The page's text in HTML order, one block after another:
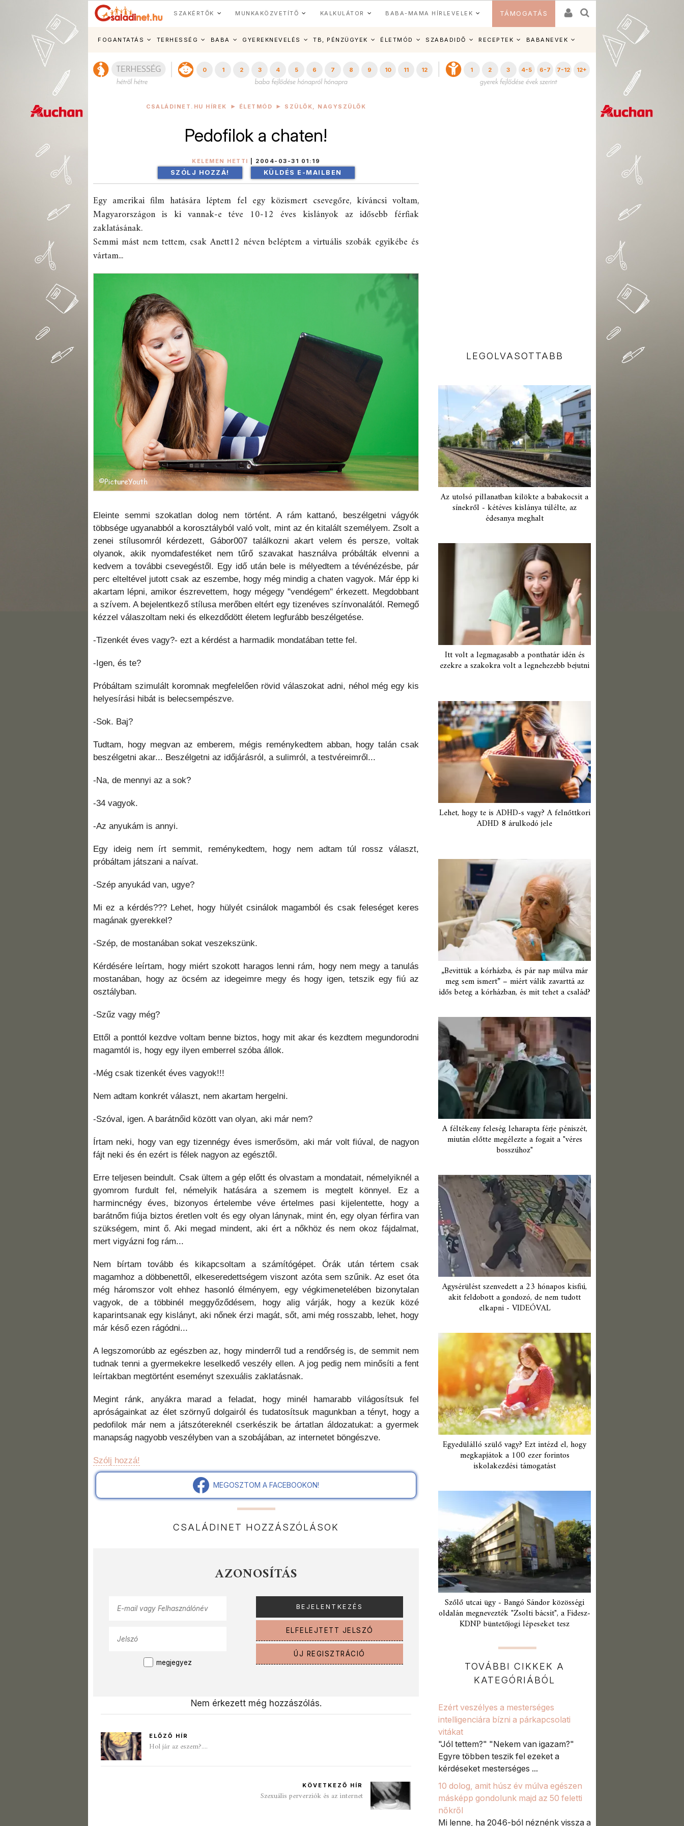
SZAKÉRTŐK MUNKAKÖZVETÍTŐ KALKULÁTOR BABA-MAMA HÍRLEVELEK TÁMOGATÁS
FOGANTATÁS TERHESSÉG BABA GYEREKNEVELÉS TB, PÉNZÜGYEK ÉLETMÓD SZABADIDŐ RECEPTEK BABANEVEK
0 1 2 3 4 5 6 7 8 9 10 11 12 1 2 3 4-5 6-7 7-12 12+
CSALÁDINET.HU HÍREK ÉLETMÓD SZÜLŐK, NAGYSZÜLŐK
Pedofilok a chaten!
KELEMEN HETTI 2004-03-31 01:19
SZÓLJ HOZZÁ! KÜLDÉS E-MAILBEN
Egy amerikai film hatására léptem fel egy közismert csevegőre, kíváncsi voltam,
Magyarországon is ki vannak-e téve 10-12 éves kislányok az idősebb férfiak
zaklatásának.
Semmi mást nem tettem, csak Anett12 néven beléptem a virtuális szobák egyikébe és
vártam...
Eleinte semmi szokatlan dolog nem történt. A rám kattanó, beszélgetni vágyók
többsége ugyanabból a korosztályból való volt, mint az én kitalált személyem. Zsolt a
zenei stílusomról kérdezett, Gábor007 találkozni akart velem és persze, voltak
olyanok, akik nyomdafestéket nem tűrő szavakat használva próbálták elvenni a
kedvem a további csevegéstől. Egy idő után bele is mélyedtem a tévénézésbe, pár
perc elteltével jutott csak az eszembe, hogy még mindig a chaten vagyok. Már épp ki
akartam lépni, amikor észrevettem, hogy mégegy "vendégem" érkezett. Megdobbant
a szívem. A bejelentkező stílusa merőben eltért egy tizenéves színvonalától. Remegő
kézzel válaszoltam neki és elkezdődött életem legfurább beszélgetése.
-Tizenkét éves vagy?- ezt a kérdést a harmadik mondatában tette fel.
-Igen, és te?
Próbáltam szimulált koromnak megfelelően rövid válaszokat adni, néhol még egy kis
helyesírási hibát is belecsempészve.
-Sok. Baj?
Tudtam, hogy megvan az emberem, mégis reménykedtem abban, hogy talán csak
beszélgetni akar... Beszélgetni az időjárásról, a sulimról, a testvéreimről...
-Na, de mennyi az a sok?
-34 vagyok.
-Az anyukám is annyi.
Egy ideig nem írt semmit, reménykedtem, hogy nem adtam túl rossz választ,
próbáltam játszani a naívat.
-Szép anyukád van, ugye?
Mi ez a kérdés??? Lehet, hogy hülyét csinálok magamból és csak feleséget keres
magának gyerekkel?
-Szép, de mostanában sokat veszekszünk.
Kérdésére leírtam, hogy miért szokott haragos lenni rám, hogy nem megy a tanulás
mostanában, hogy az öcsém az idegeimre megy és hogy igen, tetszik egy fiú az
osztályban.
-Szűz vagy még?
Ettől a ponttól kezdve voltam benne biztos, hogy mit akar és kezdtem megundorodni
magamtól is, hogy egy ilyen emberrel szóba állok.
-Még csak tizenkét éves vagyok!!!
Nem adtam konkrét választ, nem akartam hergelni.
-Szóval, igen. A barátnőid között van olyan, aki már nem?
Írtam neki, hogy van egy tizennégy éves ismerősöm, aki már volt fiúval, de nagyon
fájt neki és én ezért is félek nagyon az egésztől.
Erre teljesen beindult. Csak ültem a gép előtt és olvastam a mondatait, némelyiknél a
gyomrom furdult fel, némelyik hatására a szemem is megtelt könnyel. Ez a
harmincnégy éves, bizonyos értelembe véve értelmes pasi kijelentette, hogy a
barátnőm fiúja biztos éretlen volt és egy olyan lánynak, mint én, egy olyan férfira van
szükségem, mint ő. Aki megad mindent, aki ért a nőkhöz és nem okoz fájdalmat,
mert vigyázni fog rám...
Nem bírtam tovább és kikapcsoltam a számítógépet. Órák után tértem csak
magamhoz a döbbenettől, elkeseredettségem viszont azóta sem szűnik. Az eset óta
még háromszor volt ehhez hasonló élményem, egy végkimenetelében bizonytalan
vagyok, de a többinél meggyőződésem, hogy alig várják, hogy a kezük közé
kaparintsanak egy kislányt, aki nőnek érzi magát, sőt, ami még rosszabb, lehet, hogy
már késő ezen rágódni...
A legszomorúbb az egészben az, hogy minderről tud a rendőrség is, de semmit nem
tudnak tenni a gyermekekre leselkedő veszély ellen. A jog pedig nem minősíti a fent
leírtakban megtörtént eseményt szexuális zaklatásnak.
Megint ránk, anyákra marad a feladat, hogy minél hamarabb világosítsuk fel
apróságainkat az élet szörnyű dolgairól és tudatosítsuk magunkban a tényt, hogy a
pedofilok már nem a játszótereknél cserkészik be ártatlan áldozatukat: a gyermek
manapság nagyobb veszélyben van a szobájában, az internetet böngészve.
Szólj hozzá!
MEGOSZTOM A FACEBOOKON!
CSALÁDINET HOZZÁSZÓLÁSOK
AZONOSÍTÁS
megjegyez
ELFELEJTETT JELSZÓ
ÚJ REGISZTRÁCIÓ
Nem érkezett még hozzászólás.
ELŐZŐ HÍR
Hol jár az eszem?....
KÖVETKEZŐ HÍR
Szexuális perverziók és az internet
LEGOLVASOTTABB
Az utolsó pillanatban kilökte a babakocsit a
sínekről - kétéves kislánya túlélte, az
édesanya meghalt
Itt volt a legmagasabb a ponthatár idén és
ezekre a szakokra volt a legnehezebb bejutni
Lehet, hogy te is ADHD-s vagy? A felnőttkori
ADHD 8 árulkodó jele
„Bevittük a kórházba, és pár nap múlva már
meg sem ismert” – miért válik zavarttá az
idős beteg a kórházban, és mit tehet a család?
A féltékeny feleség leharapta férje péniszét,
miután előtte megélezte a fogait a "véres
bosszúhoz"
Agysérülést szenvedett a 23 hónapos kisfiú,
akit feldobott a gondozó, de nem tudott
elkapni - VIDEÓVAL
Egyedülálló szülő vagy? Ezt intézd el, hogy
megkapjátok a 100 ezer forintos
iskolakezdési támogatást
Szőlő utcai ügy - Bangó Sándor közösségi
oldalán megnevezték "Zsolti bácsit", a Fidesz-
KDNP büntetőjogi lépeseket tesz
TOVÁBBI CIKKEK A
KATEGÓRIÁBÓL
Ezért veszélyes a mesterséges
intelligenciára bízni a párkapcsolati
vitákat
"Jól tettem?" "Nekem van igazam?"
Egyre többen teszik fel ezeket a
kérdéseket mesterséges ...
10 dolog, amit húsz év múlva egészen
másképp gondolunk majd az 50 feletti
nőkről
Mi lenne, ha 2046-ból néznénk vissza a